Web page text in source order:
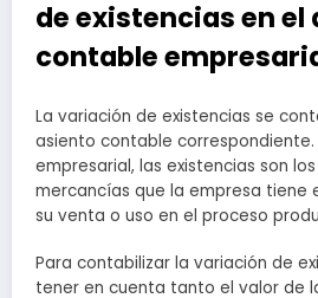
de existencias en el
contable
La variación de existencias se
asiento contable correspondiente.
empresarial, las existencias son
mercancías que la empresa tiene
su venta o uso en el proceso
Para contabilizar la variación de
tener en cuenta tanto el valor de